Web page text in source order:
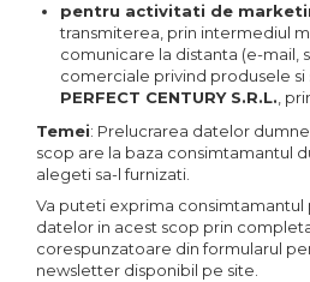
pentru activitati de
transmiterea, prin intermediul
comunicare la distanta (e-mail,
comerciale privind produsele
PERFECT CENTURYS.R.L.,
Temei: Prelucrarea datelor
scop are la baza consimtamantul
alegeti sa-l furnizati.
Va puteti exprima
datelor in acest scop prin
corespunzatoare din formularul
newsletter disponibil pe site.